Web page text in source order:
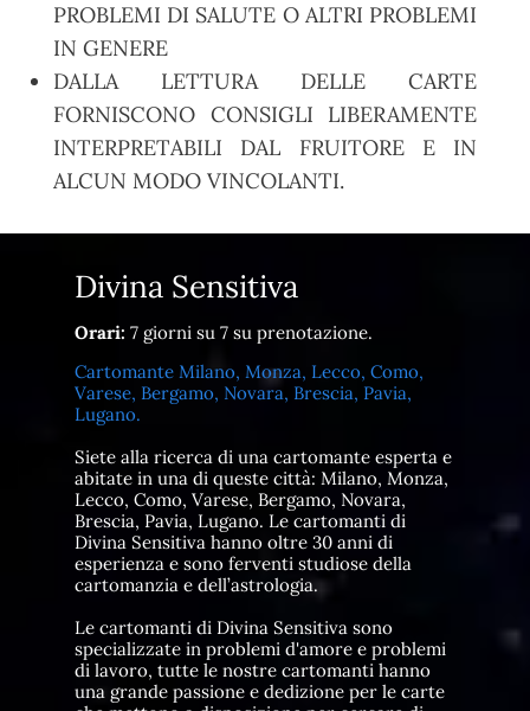
PROBLEMI DI SALUTE O ALTRI PROBLEMI
IN GENERE
DALLA LETTURA DELLE CARTE
FORNISCONO CONSIGLI LIBERAMENTE
INTERPRETABILI DAL FRUITORE E IN
ALCUN MODO VINCOLANTI.
Divina Sensitiva
Orari: 7 giorni su 7 su prenotazione.
Cartomante Milano, Monza, Lecco, Como,
Varese, Bergamo, Novara, Brescia, Pavia,
Lugano.
Siete alla ricerca di una cartomante esperta e
abitate in una di queste città: Milano, Monza,
Lecco, Como, Varese, Bergamo, Novara,
Brescia, Pavia, Lugano. Le cartomanti di
Divina Sensitiva hanno oltre 30 anni di
esperienza e sono ferventi studiose della
cartomanzia e dell’astrologia.
Le cartomanti di Divina Sensitiva sono
specializzate in problemi d'amore e problemi
di lavoro, tutte le nostre cartomanti hanno
una grande passione e dedizione per le carte